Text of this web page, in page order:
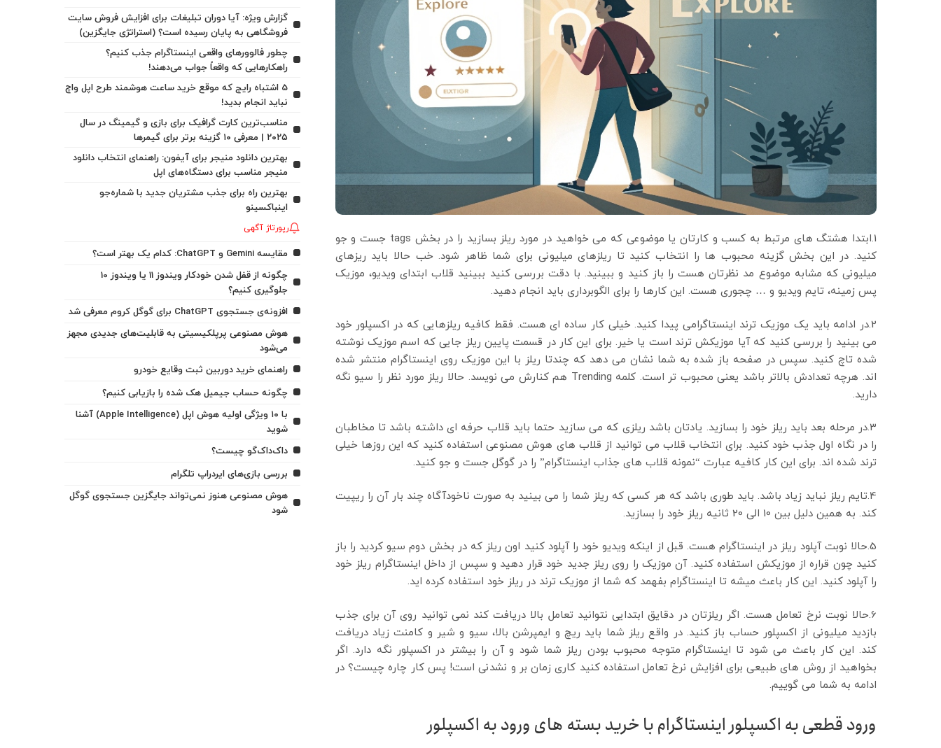
1.ابتدا هشتگ های مرتبط به کسب و کارتان یا موضوعی که می خواهید در مورد ریلز بسازید را در بخش tags جست و جو
کنید. در این بخش گزینه محبوب ها را انتخاب کنید تا ریلزهای میلیونی برای شما ظاهر شود. خب حالا باید ریزهای
میلیونی که مشابه موضوع مد نظرتان هست را باز کنید و ببینید. با دقت بررسی کنید ببینید قلاب ابتدای ویدیو، موزیک
پس زمینه، تایم ویدیو و … چجوری هست. این کارها را برای الگوبرداری باید انجام دهید.
2.در ادامه باید یک موزیک ترند اینستاگرامی پیدا کنید. خیلی کار ساده ای هست. فقط کافیه ریلزهایی که در اکسپلور خود
می بینید را بررسی کنید که آیا موزیکش ترند است یا خیر. برای این کار در قسمت پایین ریلز جایی که اسم موزیک نوشته
شده تاچ کنید. سپس در صفحه باز شده به شما نشان می دهد که چندتا ریلز با این موزیک روی اینستاگرام منتشر شده
اند. هرچه تعدادش بالاتر باشد یعنی محبوب تر است. کلمه Trending هم کنارش می نویسد. حالا ریلز مورد نظر را سیو نگه
دارید.
3.در مرحله بعد باید ریلز خود را بسازید. یادتان باشد ریلزی که می سازید حتما باید قلاب حرفه ای داشته باشد تا مخاطبان
را در نگاه اول جذب خود کنید. برای انتخاب قلاب می توانید از قلاب های هوش مصنوعی استفاده کنید که این روزها خیلی
ترند شده اند. برای این کار کافیه عبارت “نمونه قلاب های جذاب اینستاگرام” را در گوگل جست و جو کنید.
4.تایم ریلز نباید زیاد باشد. باید طوری باشد که هر کسی که ریلز شما را می بینید به صورت ناخودآگاه چند بار آن را ریپیت
کند. به همین دلیل بین 10 الی 20 ثانیه ریلز خود را بسازید.
5.حالا نوبت آپلود ریلز در اینستاگرام هست. قبل از اینکه ویدیو خود را آپلود کنید اون ریلز که در بخش دوم سیو کردید را باز
کنید چون قراره از موزیکش استفاده کنید. آن موزیک را روی ریلز جدید خود قرار دهید و سپس از داخل اینستاگرام ریلز خود
را آپلود کنید. این کار باعث میشه تا اینستاگرام بفهمد که شما از موزیک ترند در ریلز خود استفاده کرده اید.
6.حالا نوبت نرخ تعامل هست. اگر ریلزتان در دقایق ابتدایی نتوانید تعامل بالا دریافت کند نمی توانید روی آن برای جذب
بازدید میلیونی از اکسپلور حساب باز کنید. در واقع ریلز شما باید ریچ و ایمپرشن بالا، سیو و شیر و کامنت زیاد دریافت
کند. این کار باعث می شود تا اینستاگرام متوجه محبوب بودن ریلز شما شود و آن را بیشتر در اکسپلور نگه دارد. اگر
بخواهید از روش های طبیعی برای افزایش نرخ تعامل استفاده کنید کاری زمان بر و نشدنی است! پس کار چاره چیست؟ در
ادامه به شما می گوییم.
ورود قطعی به اکسپلور اینستاگرام با خرید بسته های ورود به اکسپلور
گزارش ویژه: آیا دوران تبلیغات برای افزایش فروش سایت
فروشگاهی به پایان رسیده است؟ (استراتژی جایگزین)
چطور فالوورهای واقعی اینستاگرام جذب کنیم؟
راهکارهایی که واقعاً جواب می‌دهند!
5 اشتباه رایج که موقع خرید ساعت هوشمند طرح اپل واچ
نباید انجام بدید!
مناسب‌ترین کارت گرافیک برای بازی و گیمینگ در سال
۲۰۲۵ | معرفی ۱۰ گزینه برتر برای گیمرها
بهترین دانلود منیجر برای آیفون: راهنمای انتخاب دانلود
منیجر مناسب برای دستگاه‌های اپل
بهترین راه برای جذب مشتریان جدید با شماره‌جو
اینباکسینو
رپورتاژ آگهی
مقایسه Gemini و ChatGPT: کدام یک بهتر است؟
چگونه از قفل شدن خودکار ویندوز 11 یا ویندوز 10
جلوگیری کنیم؟
افزونه‌ی جستجوی ChatGPT برای گوگل کروم معرفی شد
هوش مصنوعی پرپلکیسیتی به قابلیت‌های جدیدی مجهز
می‌شود
راهنمای خرید دوربین ثبت وقایع خودرو
چگونه حساب جیمیل هک شده را بازیابی کنیم؟
با ۱۰ ویژگی اولیه هوش اپل (Apple Intelligence) آشنا
شوید
داک‌داک‌گو چیست؟
بررسی بازی‌های ایردراپ تلگرام
هوش مصنوعی هنوز نمی‌تواند جایگزین جستجوی گوگل
شود